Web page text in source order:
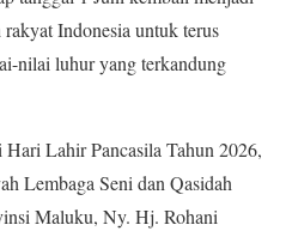
Indonesia untuk terus
nilai luhur yang terkandung
Lahir Pancasila Tahun 2026,
Lembaga Seni dan Qasidah
Maluku, Ny. Hj. Rohani